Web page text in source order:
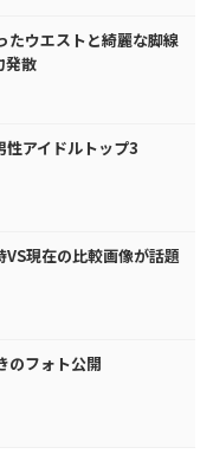
たウエストと綺麗な脚線
発散
アイドルトップ3
現在の比較画像が話題
のフォト公開